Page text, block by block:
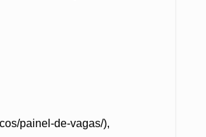
painel-de-vagas/),